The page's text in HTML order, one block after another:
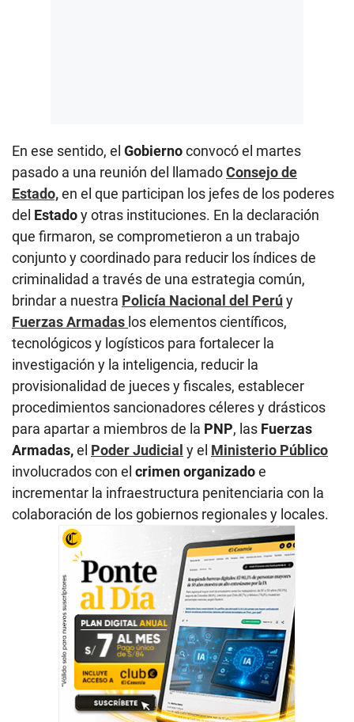
En ese sentido, el Gobiernoconvocó el martes
pasado a una reunión del llamadoConsejo de
Estado,en el que participan los jefes de los poderes
del Estadoy otras instituciones. En la declaración
que firmaron, se comprometieron a un trabajo
conjunto y coordinado para reducir los índices de
criminalidad a través de una estrategia común,
brindar a nuestra Policía Nacional del Perúy
Fuerzas Armadas los elementos científicos,
tecnológicos y logísticos para fortalecer la
investigación y la inteligencia, reducir la
provisionalidad de jueces y fiscales, establecer
procedimientos sancionadores céleres y drásticos
para apartar a miembros de la PNP, las Fuerzas
Armadas,el Poder Judicial y el Ministerio Público
involucrados con el crimen organizadoe
incrementar la infraestructura penitenciaria con la
colaboración de los gobiernos regionales y locales.